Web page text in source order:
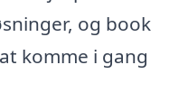
og book
komme i gang